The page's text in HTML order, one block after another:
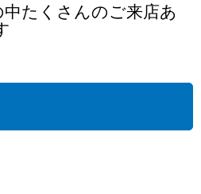
たくさんのご来店あ